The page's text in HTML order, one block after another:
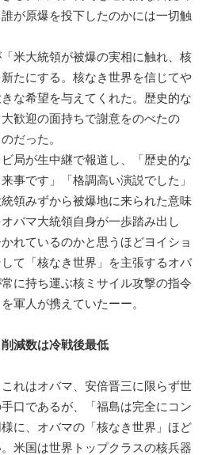
が原爆を投下したのかには一切触
米大統領が被爆の実相に触れ、核
たにする。核なき世界を信じてや
な希望を与えてくれた。歴史的な
歓迎の面持ちで謝意をのべたの
だった。
局が生中継で報道し、「歴史的な
事です」「格調高い演説でした」
領みずから被爆地に来られた意味
バマ大統領自身が一歩踏み出し
れているのかと思うほどヨイショ
て「核なき世界」を主張するオバ
に持ち運ぶ核ミサイル攻撃の指令
軍人が携えていたーー。
減数は冷戦後最低
れはオバマ、安倍晋三に限らず世
口であるが、「福島は完全にコン
に、オバマの「核なき世界」ほど
米国は世界トップクラスの核兵器